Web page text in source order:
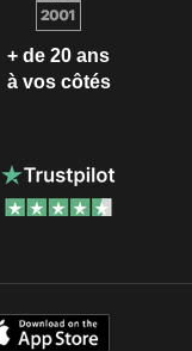
+ de 20 ans
à vos côtés